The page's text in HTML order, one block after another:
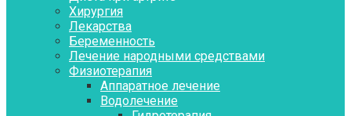
Хирургия
Лекарства
Беременность
Лечение народными средствами
Физиотерапия
Аппаратное лечение
Водолечение